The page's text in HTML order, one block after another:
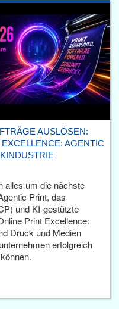
AUSLÖSEN:
AGENTIC
alles um die nächste
Print, das
und KI-gestützte
Print Excellence:
Druck und Medien
erfolgreich